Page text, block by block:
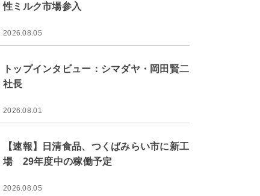
性ミルク市場参入
2026.08.05
トップインタビュー：シマダヤ・岡田賢二
社長
2026.08.01
【速報】日清食品、つくばみらい市に新工
場 29年度中の稼働予定
2026.08.05